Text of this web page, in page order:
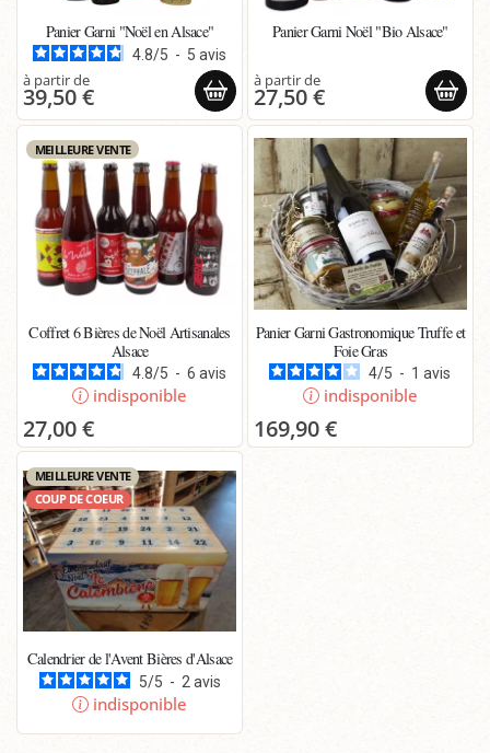
Panier Garni "Noël en Alsace"
4.8/5 - 5avis
39,50 €
Panier Garni Noël "Bio Alsace"
27,50 €
MEILLEURE VENTE
Coffret 6 Bières de Noël Artisanales
Alsace
4.8/5 - 6avis
indisponible
27,00 €
Panier Garni Gastronomique Truffe et
Foie Gras
4/5 - 1avis
indisponible
169,90 €
MEILLEURE VENTE
COUP DE COEUR
Calendrier de l'Avent Bières d'Alsace
5/5 - 2 avis
indisponible